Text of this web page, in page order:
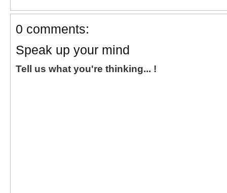
0 comments:
Speak up your mind
Tell us what you're thinking... !